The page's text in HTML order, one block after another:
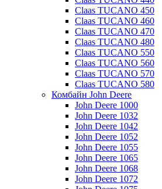
Claas TUCANO 450
Claas TUCANO 460
Claas TUCANO 470
Claas TUCANO 480
Claas TUCANO 550
Claas TUCANO 560
Claas TUCANO 570
Claas TUCANO 580
Комбайн John Deere
John Deere 1000
John Deere 1032
John Deere 1042
John Deere 1052
John Deere 1055
John Deere 1065
John Deere 1068
John Deere 1072